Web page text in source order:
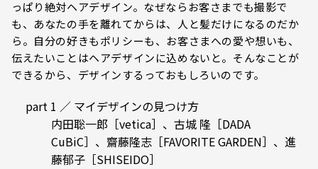
っぱり絶対ヘアデザイン。なぜならお客さまでも撮影で
も、あなたの手を離れてからは、人と髪だけになるのだか
ら。自分の好きもポリシーも、お客さまへの愛や想いも、
伝えたいことはヘアデザインに込めないと。そんなことが
できるから、デザインするっておもしろいのです。
part 1 ／ マイデザインの見つけ方
内田聡一郎［vetica］、古城 隆［DADA
CuBiC］、齋藤隆志［FAVORITE GARDEN］、進
藤郁子［SHISEIDO］